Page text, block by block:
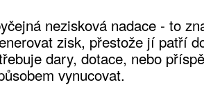
nezisková nadace - to
zisk, přestože jí patří
dary, dotace, nebo
vynucovat.